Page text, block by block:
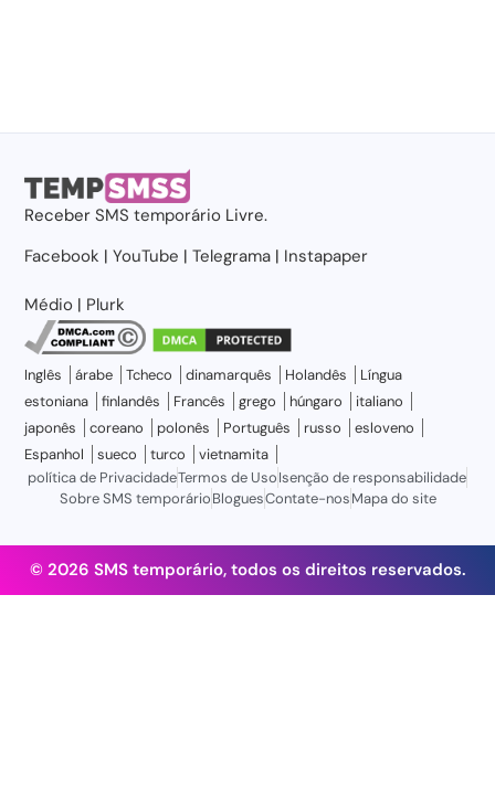
ReceberSMS temporário Livre.
Facebook |YouTube |Telegrama | Instapaper
Médio | Plurk
Inglês árabe Tcheco dinamarquês Holandês
Língua
estoniana
finlandês Francês grego húngaro
italiano
japonês
coreano polonês Português russo
esloveno
Espanhol
sueco turco
vietnamita
política de PrivacidadeTermos de UsoIsenção de responsabilidade
Sobre SMS temporárioBloguesContate-nosMapa do site
© 2026 SMS temporário, todos os direitos reservados.